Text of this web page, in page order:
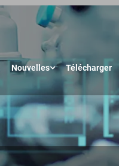
Nouvelles Télécharger